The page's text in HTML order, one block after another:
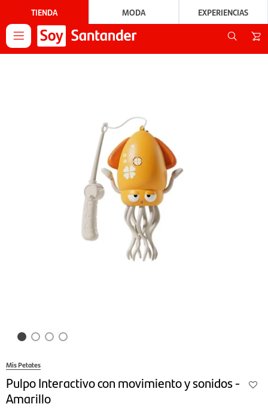
TIENDA MODA EXPERIENCIAS

Mis Petates
Pulpo Interactivo con movimiento y sonidos -
Amarillo